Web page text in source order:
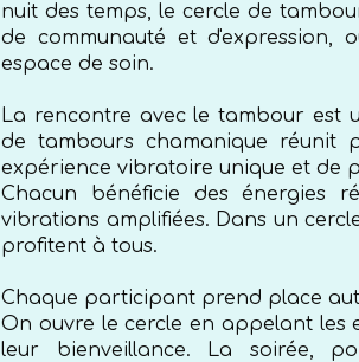
nuit des temps, le cercle de
de communauté et
espace de soin.
La rencontre avec le tambour est
de tambours chamanique réunit
expérience vibratoire unique et de
Chacun bénéficie des énergies
vibrations amplifiées. Dans un
profitent à tous.
Chaque participant prend place
On ouvre le cercle en appelant les
leur bienveillance. La soirée,